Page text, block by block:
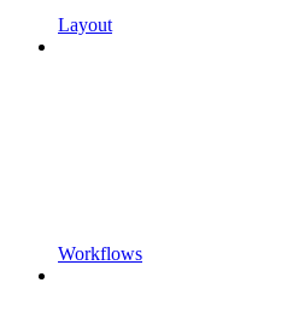
Layout
Workflows